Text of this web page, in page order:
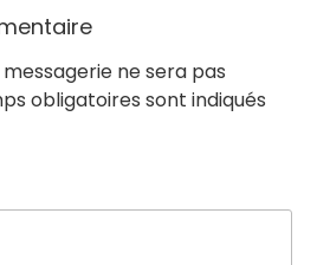
ne sera pas
obligatoires sont indiqués